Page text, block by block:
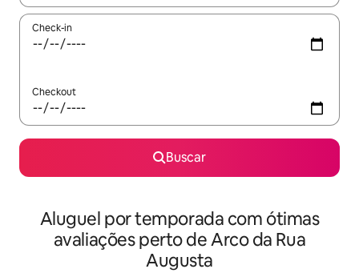
Check-in
Checkout
Buscar
Aluguel por temporada com ótimas
avaliações perto de Arco da Rua
Augusta